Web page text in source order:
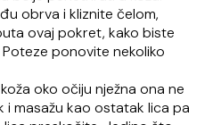
obrva i kliznite čelom,
ovaj pokret, kako biste
ponovite nekoliko
oko očiju nježna ona ne
i masažu kao ostatak lica pa